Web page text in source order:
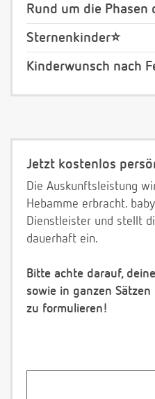
Rund um die Phasen
Sternenkinder⭐️
Kinderwunsch nach
Jetzt kostenlos
Die Auskunftsleistung
Hebamme erbracht.
Dienstleister und stellt
dauerhaft ein.
Bitte achte darauf,
sowie in ganzen
zu formulieren!